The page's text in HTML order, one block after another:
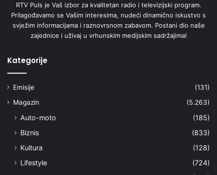
RTV Puls je Vaš izbor za kvalitetan radio i televizijski program.
Prilagođavamo se Vašim interesima, nudeći dinamično iskustvo s
svježim informacijama i raznovrsnom zabavom. Postani dio naše
zajednice i uživaj u vrhunskim medijskim sadržajima!
Kategorije
Emisije
(131)
Magazin
(5.263)
Auto-moto
(185)
Biznis
(833)
Kultura
(128)
Lifestyle
(724)